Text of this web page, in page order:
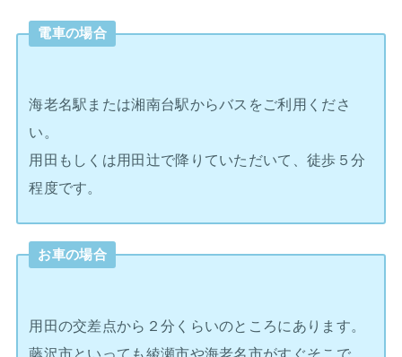
電車の場合
海老名駅または湘南台駅からバスをご利用くださ
い。
用田もしくは用田辻で降りていただいて、徒歩５分
程度です。
お車の場合
用田の交差点から２分くらいのところにあります。
藤沢市といっても綾瀬市や海老名市がすぐそこで